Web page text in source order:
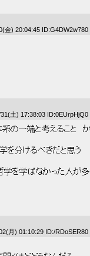
金) 20:04:45 ID:G4DW2w780
土) 17:38:03 ID:0EUrpHjQ0
の一端と考えること　
を分けるべきだと思う
を学ばなかった人が多
月) 01:10:29 ID:/RDoSER80